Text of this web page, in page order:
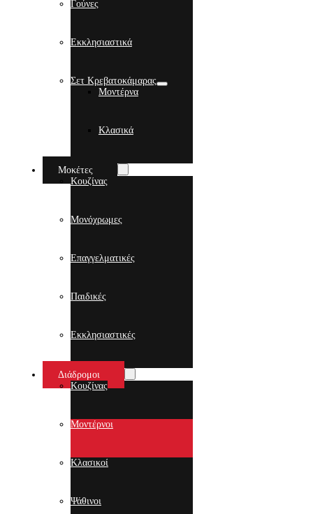
Γούνες
Εκκλησιαστικά
Σετ Κρεβατοκάμαρας
Μοντέρνα
Κλασικά
Μοκέτες
Κουζίνας
Μονόχρωμες
Επαγγελματικές
Παιδικές
Εκκλησιαστικές
Διάδρομοι
Κουζίνας
Μοντέρνοι
Κλασικοί
Ψάθινοι